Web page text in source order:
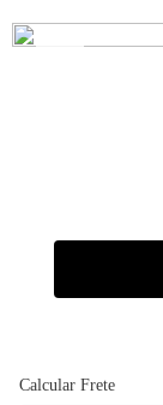
Calcular Frete